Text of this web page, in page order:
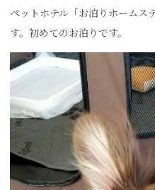
ペットホテル「お泊りホームス
す。初めてのお泊りです。